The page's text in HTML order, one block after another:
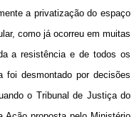
a privatização do espaço
como já ocorreu em muitas
a resistência e de todos os
foi desmontado por decisões
o Tribunal de Justiça do